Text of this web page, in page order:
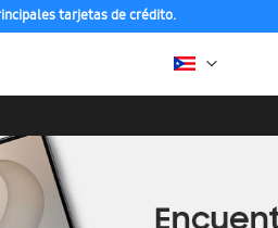
tarjetas de crédito.